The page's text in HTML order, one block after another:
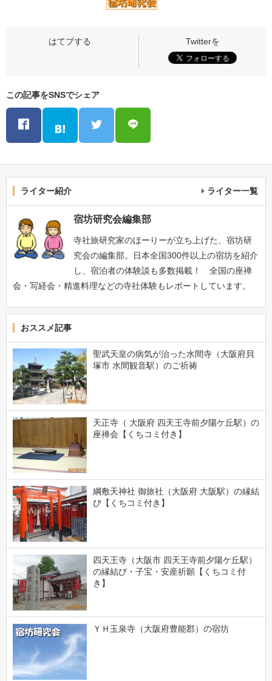
この記事をSNSでシェア
ライター紹介 ライター一覧
宿坊研究会編集部
寺社旅研究家のほーりーが立ち上げた、宿坊研
究会の編集部。日本全国300件以上の宿坊を紹介
し、宿泊者の体験談も多数掲載！ 全国の座禅
会・写経会・精進料理などの寺社体験もレポートしています。
おススメ記事
聖武天皇の病気が治った水間寺（大阪府貝
塚市 水間観音駅）のご祈祷
天正寺（ 大阪府 四天王寺前夕陽ケ丘駅）の
座禅会【くちコミ付き】
綱敷天神社 御旅社（大阪府 大阪駅）の縁結
び【くちコミ付き】
四天王寺（大阪市 四天王寺前夕陽ケ丘駅）
の縁結び・子宝・安産祈願【くちコミ付
き】
ＹＨ玉泉寺（大阪府豊能郡）の宿坊